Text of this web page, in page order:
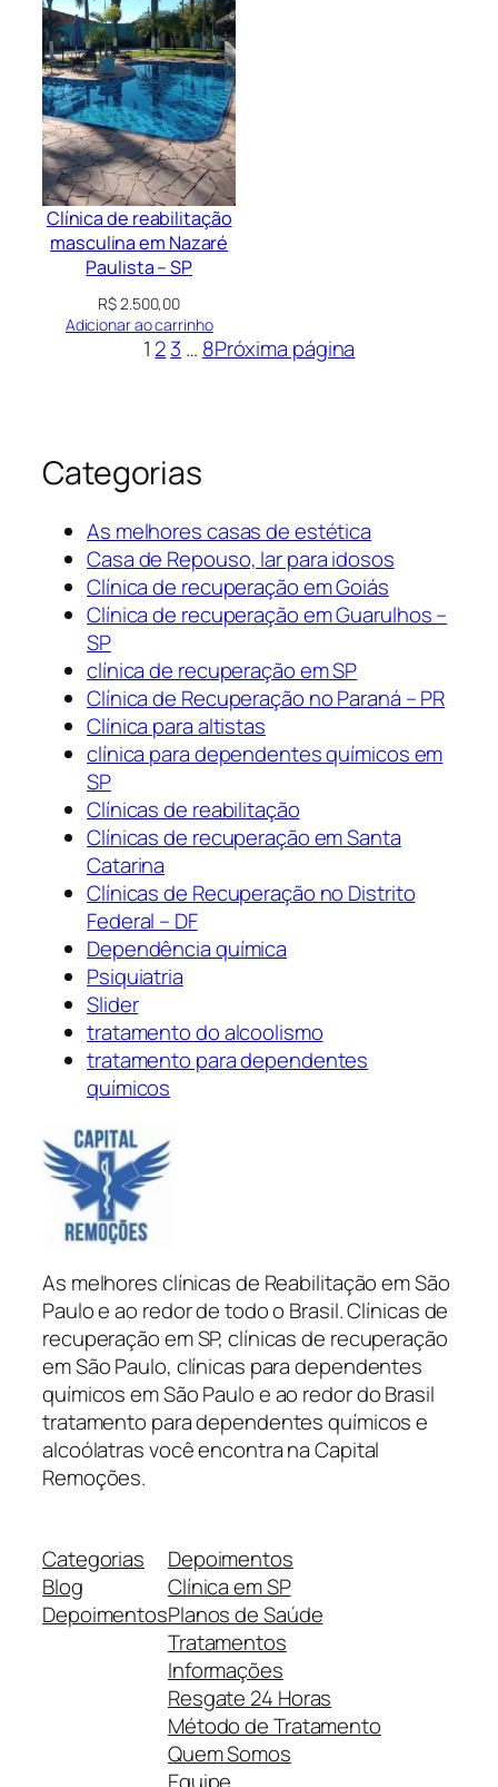
Clínica de reabilitação
masculina em Nazaré
Paulista – SP
R$2.500,00
Adicionar ao carrinho
1 23 … 8Próxima página
Categorias
As melhores casas de estética
Casa de Repouso, lar para idosos
Clínica de recuperação em Goiás
Clínica de recuperação em Guarulhos –
SP
clínica de recuperação em SP
Clínica de Recuperação no Paraná – PR
Clínica para altistas
clínica para dependentes químicos em
SP
Clínicas de reabilitação
Clínicas de recuperação em Santa
Catarina
Clínicas de Recuperação no Distrito
Federal – DF
Dependência química
Psiquiatria
Slider
tratamento do alcoolismo
tratamento para dependentes
químicos
As melhores clínicas de Reabilitação em São
Paulo e ao redor de todo o Brasil. Clínicas de
recuperação em SP, clínicas de recuperação
em São Paulo, clínicas para dependentes
químicos em São Paulo e ao redor do Brasil
tratamento para dependentes químicos e
alcoólatras você encontra na Capital
Remoções.
Categorias
Blog
Depoimentos
Depoimentos
Clínica em SP
Planos de Saúde
Tratamentos
Informações
Resgate 24 Horas
Método de Tratamento
Quem Somos